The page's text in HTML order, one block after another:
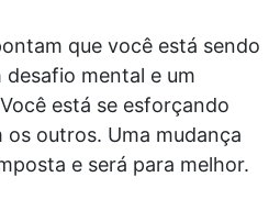
que você está sendo
mental e um
está se esforçando
os outros. Uma mudança
e será para melhor.